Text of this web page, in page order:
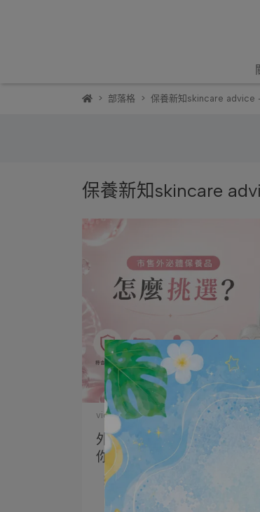
部落格 保養新知skincare advice
保養新知skincare
外泌體保養品怎麼挑？來源
你想像中更重要！
vigorskincare | 2026-07-01
🧬 市售外泌體保養品怎麼挑選？ ⋯